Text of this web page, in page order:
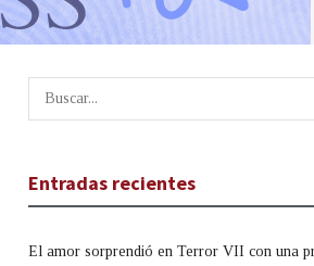
Entradas recientes
El amor sorprendió en Terror VII con una